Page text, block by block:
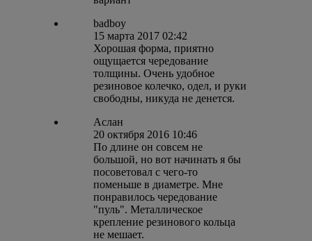
badboy
15 марта 2017 02:42
Хорошая форма, приятно
ощущается чередование
толщины. Очень удобное
резиновое колечко, одел, и руки
свободны, никуда не денется.
Аслан
20 октября 2016 10:46
По длине он совсем не
большой, но вот начинать я бы
посоветовал с чего-то
поменьше в диаметре. Мне
понравилось чередование
"пуль". Металлическое
крепление резинового кольца
не мешает.